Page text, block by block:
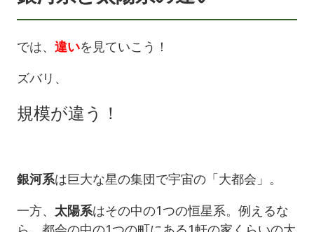
では、 違いを見ていこう！
ズバリ、
規模が違う！
銀河系は巨大な星の集団で宇宙の「大都会」。
一方、 太陽系はその中の1つの恒星系。例えるな